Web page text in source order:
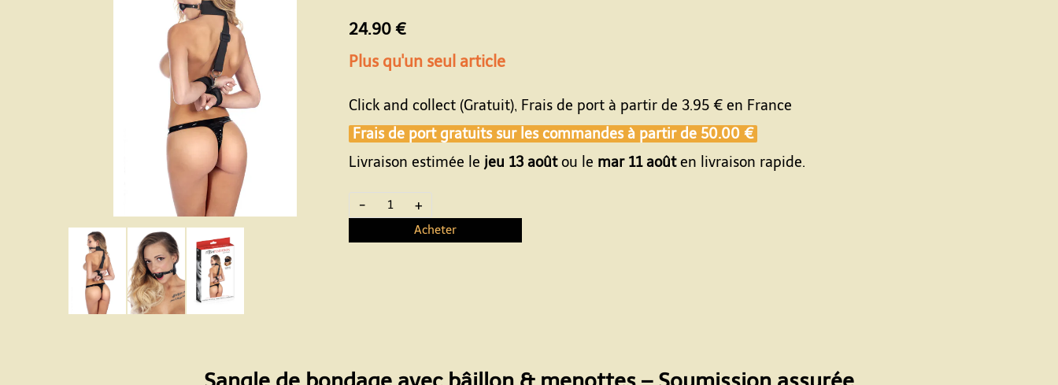
24.90 €
Plus qu'un seul article
Click and collect (Gratuit), Frais de port à partir de 3.95 € en France
Frais de port gratuits sur les commandes à partir de 50.00 €
Livraison estimée le jeu 13 aoûtou le mar 11 aoûten livraison rapide.
- +
Acheter